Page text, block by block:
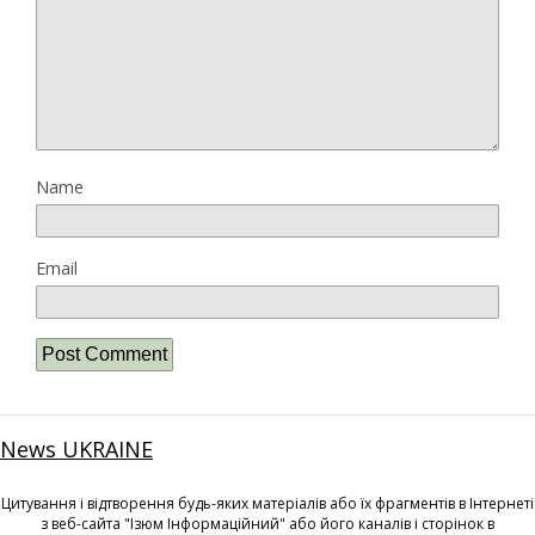
Name
Email
News UKRAINE
Цитування і відтворення будь-яких матеріалів або їх фрагментів в Інтернеті
з веб-сайта "Ізюм Інформаційний" або його каналів і сторінок в